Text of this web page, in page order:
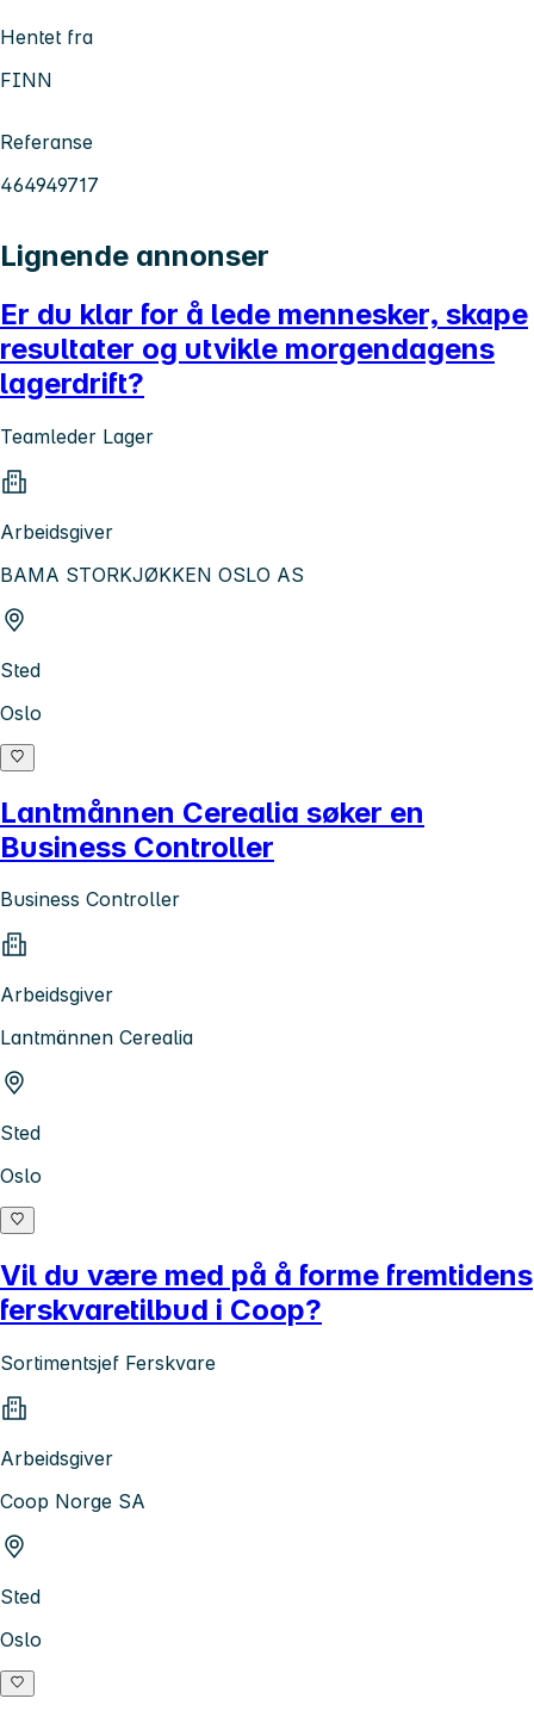
Hentet fra
FINN
Referanse
464949717
Lignende annonser
Er du klar for å lede mennesker, skape
resultater og utvikle morgendagens
lagerdrift?
Teamleder Lager
Arbeidsgiver
BAMA STORKJØKKEN OSLO AS
Sted
Oslo
Lantmånnen Cerealia søker en
Business Controller
Business Controller
Arbeidsgiver
Lantmännen Cerealia
Sted
Oslo
Vil du være med på å forme fremtidens
ferskvaretilbud i Coop?
Sortimentsjef Ferskvare
Arbeidsgiver
Coop Norge SA
Sted
Oslo